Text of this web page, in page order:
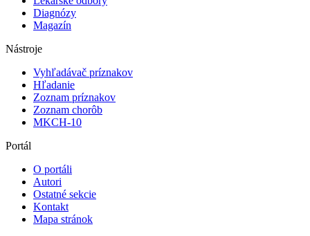
Diagnózy
Magazín
Nástroje
Vyhľadávač príznakov
Hľadanie
Zoznam príznakov
Zoznam chorôb
MKCH-10
Portál
O portáli
Autori
Ostatné sekcie
Kontakt
Mapa stránok